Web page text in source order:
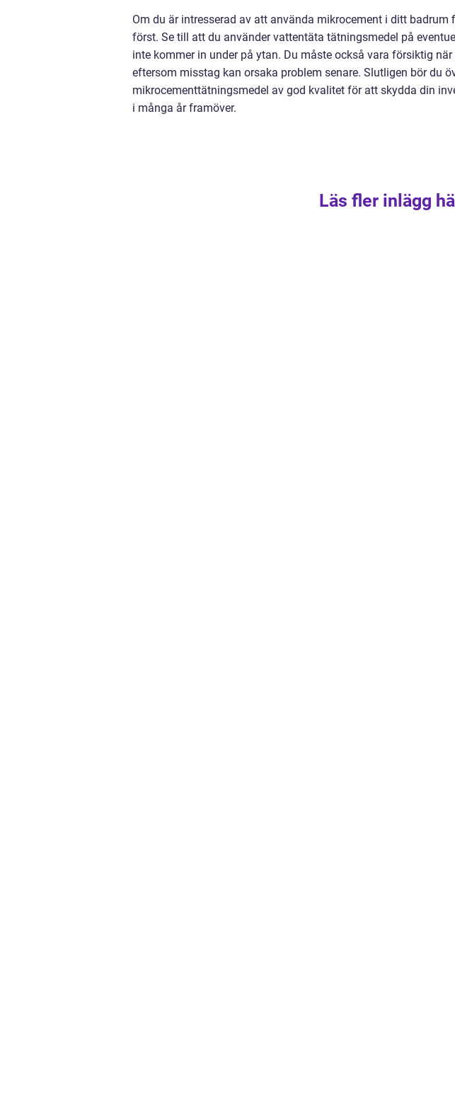
Om du är intresserad av att använda mikrocement i ditt badrum
först. Se till att du använder vattentäta tätningsmedel på
inte kommer in under på ytan. Du måste också vara försiktig
eftersom misstag kan orsaka problem senare. Slutligen bör du
mikrocementtätningsmedel av god kvalitet för att skydda din
i många år framöver.
Läs fler inlägg